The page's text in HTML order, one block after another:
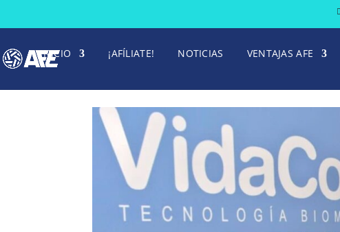
INICIO ¡AFÍLIATE! NOTICIAS VENTAJAS AFE